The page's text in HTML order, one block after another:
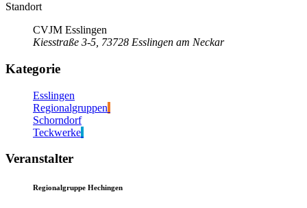
Standort
CVJM Esslingen
Kiesstraße 3-5, 73728 Esslingen am Neckar
Kategorie
Esslingen
Regionalgruppen
Schorndorf
Teckwerke
Veranstalter
Regionalgruppe Hechingen